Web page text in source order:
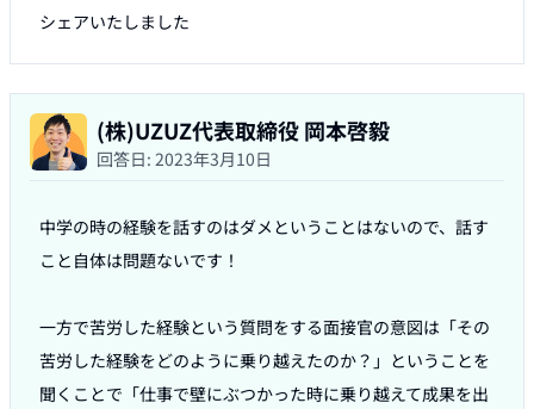
シェアいたしました
(株)UZUZ代表取締役 岡本啓毅
回答日: 2023年3月10日
中学の時の経験を話すのはダメということはないので、話す
こと自体は問題ないです！
一方で苦労した経験という質問をする面接官の意図は「その
苦労した経験をどのように乗り越えたのか？」ということを
聞くことで「仕事で壁にぶつかった時に乗り越えて成果を出